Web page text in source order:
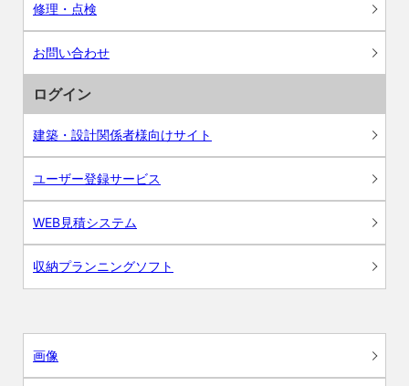
修理・点検
お問い合わせ
ログイン
建築・設計関係者様向けサイト
ユーザー登録サービス
WEB見積システム
収納プランニングソフト
画像